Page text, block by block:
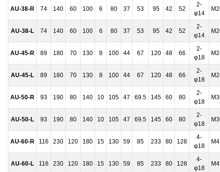
AU-38-R 74 140 60 100 6 80 37 53 95 42 52
2-
φ14
AU-38-L 74 140 60 100 6 80 37 53 95 42 52
2-
φ14
AU-45-R 89 180 70 130 8 100 44 67 120 48 66
2-
φ18
AU-45-L 89 180 70 130 8 100 44 67 120 48 66
2-
φ18
AU-50-R 93 190 80 140 10 105 47 69.5 145 60 80
2-
φ18
AU-50-L 93 190 80 140 10 105 47 69.5 145 60 80
2-
φ18
AU-60-R 116 230 120 180 15 130 59 85 233 80 128
4-
φ18
AU-60-L 116 230 120 180 15 130 59 85 233 80 128
4-
φ18